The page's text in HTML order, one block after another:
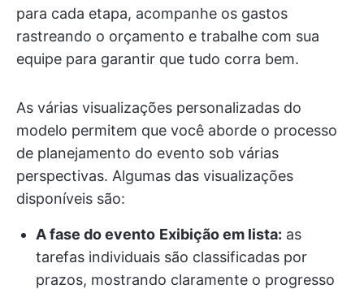
para cada etapa, acompanhe os gastos
rastreando o orçamento e trabalhe com sua
equipe para garantir que tudo corra bem.
As várias visualizações personalizadas do
modelo permitem que você aborde o processo
de planejamento do evento sob várias
perspectivas. Algumas das visualizações
disponíveis são:
A fase do evento Exibição em lista: as
tarefas individuais são classificadas por
prazos, mostrando claramente o progresso